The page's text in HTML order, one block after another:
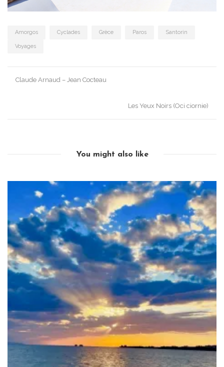
Amorgos Cyclades Grèce Paros Santorin
Voyages
Post
Claude Arnaud – Jean Cocteau
Les Yeux Noirs (Oci ciornie)
You might also like